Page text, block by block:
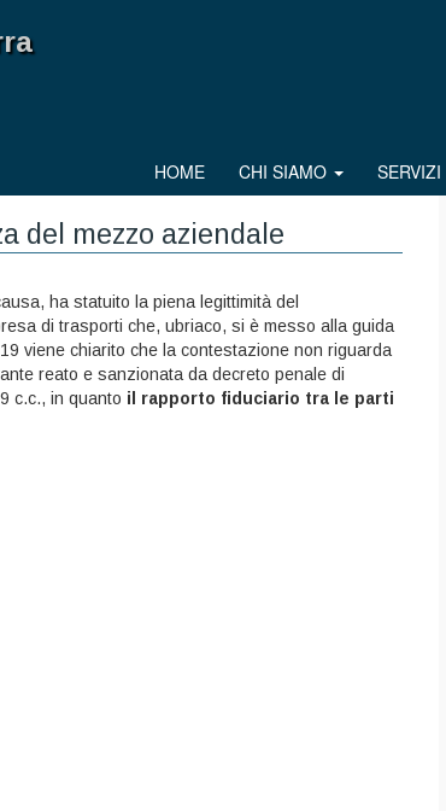
HOME CHI SIAMO SERVIZI
del mezzo aziendale
ha statuito la piena legittimità del
di trasporti che, ubriaco, si è messo alla guida
viene chiarito che la contestazione non riguarda
reato e sanzionata da decreto penale di
c.c., in quanto il rapporto fiduciario tra le parti